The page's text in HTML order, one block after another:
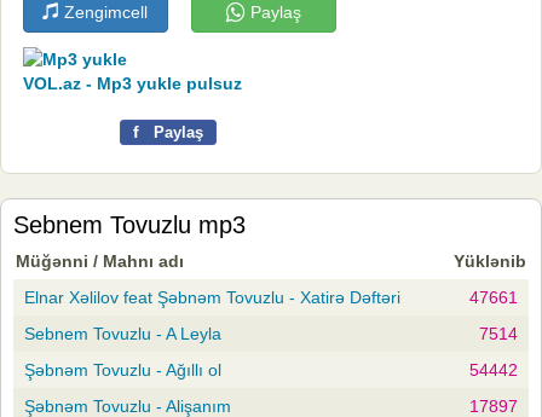
Zengimcell Paylaş
VOL.az - Mp3 yukle pulsuz
f Paylaş
Sebnem Tovuzlu mp3
Müğənni / Mahnı adı
Yüklənib
Elnar Xəlilov feat Şəbnəm Tovuzlu - Xatirə Dəftəri
47661
Sebnem Tovuzlu - A Leyla
7514
Şəbnəm Tovuzlu - Ağıllı ol
54442
Şəbnəm Tovuzlu - Alişanım
17897